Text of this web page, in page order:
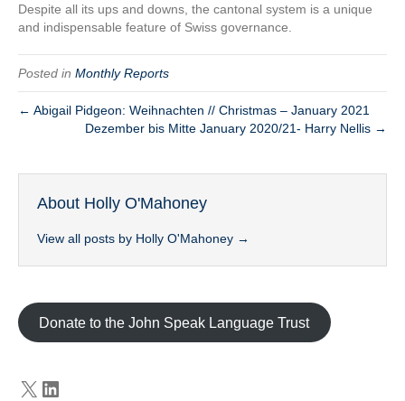
Despite all its ups and downs, the cantonal system is a unique
and indispensable feature of Swiss governance.
Posted in Monthly Reports
← Abigail Pidgeon: Weihnachten // Christmas – January 2021
Dezember bis Mitte January 2020/21- Harry Nellis →
About Holly O'Mahoney
View all posts by Holly O'Mahoney →
Donate to the John Speak Language Trust
X LinkedIn